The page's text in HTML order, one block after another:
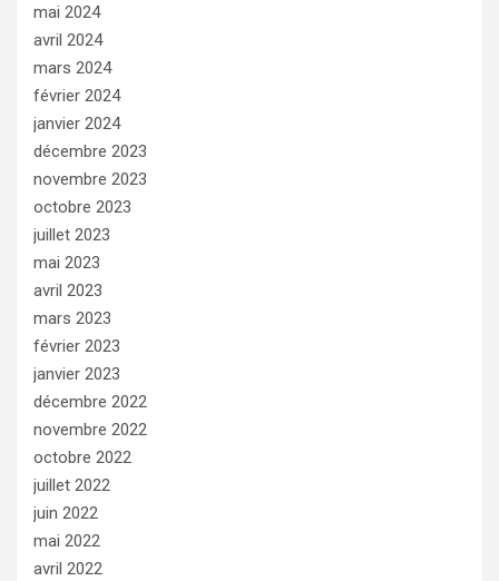
mai 2024
avril 2024
mars 2024
février 2024
janvier 2024
décembre 2023
novembre 2023
octobre 2023
juillet 2023
mai 2023
avril 2023
mars 2023
février 2023
janvier 2023
décembre 2022
novembre 2022
octobre 2022
juillet 2022
juin 2022
mai 2022
avril 2022